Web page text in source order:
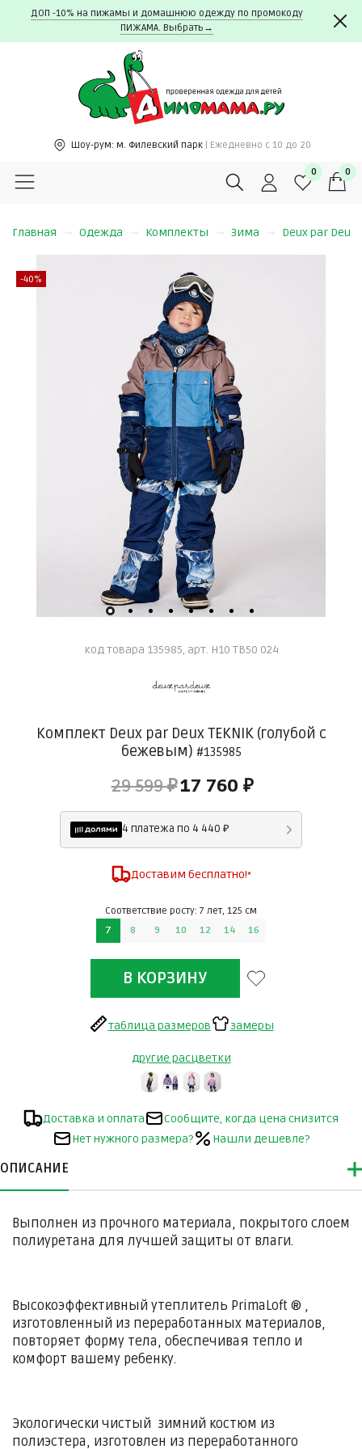
ДОП -10% на пижамы и домашнюю одежду по промокоду
ПИЖАМА. Выбрать→
Шоу-рум: м. Филевский парк | Ежедневно c 10 до 20
0 0
Главная Одежда Комплекты Зима Deux par Deux
-40%
код товара 135985, арт. H10 TB50 024
Комплект Deux par Deux TEKNIK (голубой с
бежевым) #135985
29 599 ₽17 760 ₽
4 платежа по 4 440 ₽
Доставим бесплатно!*
Соответствие росту: 7 лет, 125 см
7
8 9 10 12 14 16
таблица размеров замеры
другие расцветки
Доставка и оплата
Сообщите, когда цена снизится
Нет нужного размера?
Нашли дешевле?
ОПИСАНИЕ
Выполнен из прочного материала, покрытого слоем
полиуретана для лучшей защиты от влаги.
Высокоэффективный утеплитель PrimaLoft ® ,
изготовленный из переработанных материалов,
повторяет форму тела, обеспечивая тепло и
комфорт вашему ребенку.
Экологически чистый зимний костюм из
полиэстера, изготовлен из переработанного